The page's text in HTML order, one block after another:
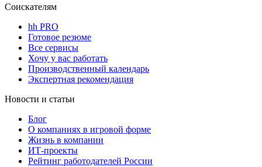
Соискателям
hh PRO
Готовое резюме
Все сервисы
Хочу у вас работать
Производственный календарь
Экспертная рекомендация
Новости и статьи
Блог
О компаниях в игровой форме
Жизнь в компании
ИТ-проекты
Рейтинг работодателей России